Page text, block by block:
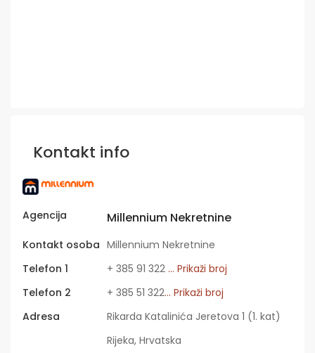
Kontakt info
Agencija Millennium Nekretnine
Kontakt osoba Millennium Nekretnine
Telefon 1
+ 385 91 322 ... Prikaži broj
Telefon 2
+ 385 51 322... Prikaži broj
Adresa
Rikarda Katalinića Jeretova 1 (1. kat)
Rijeka, Hrvatska